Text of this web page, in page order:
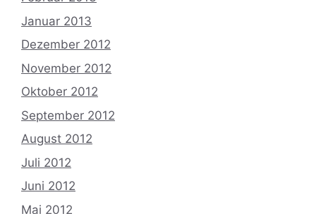
Januar 2013
Dezember 2012
November 2012
Oktober 2012
September 2012
August 2012
Juli 2012
Juni 2012
Mai 2012